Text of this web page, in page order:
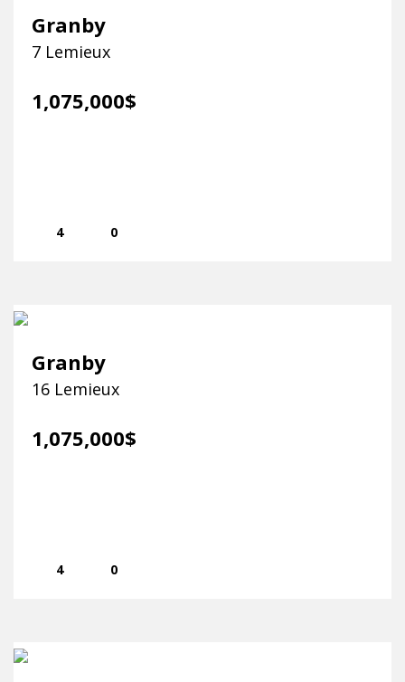
Granby
7 Lemieux
1,075,000$
4 0
Granby
16 Lemieux
1,075,000$
4 0